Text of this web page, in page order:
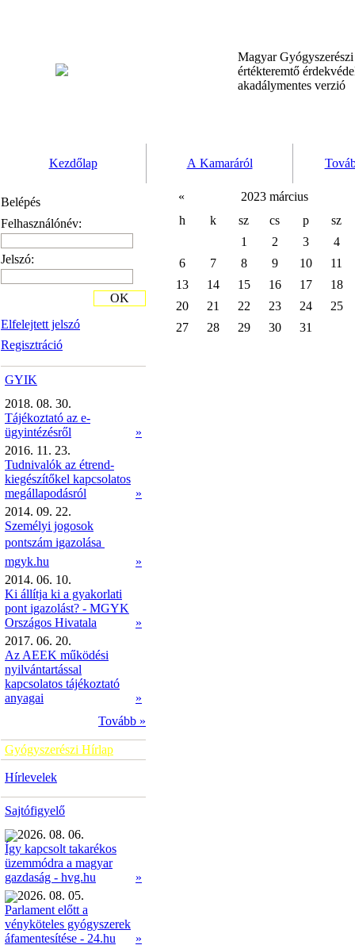
Magyar
értékteremtő
akadálymentes verzió
Kezdőlap A Kamaráról
Belépés
Felhasználónév:
Jelszó:
Elfelejtett jelszó
Regisztráció
OK
GYIK
2018. 08. 30.
Tájékoztató az e-
ügyintézésről
»
2016. 11. 23.
Tudnivalók az étrend-
kiegészítőkel kapcsolatos
megállapodásról
»
2014. 09. 22.
Személyi jogosok
pontszám igazolása 
mgyk.hu
»
2014. 06. 10.
Ki állítja ki a gyakorlati
pont igazolást? - MGYK
Országos Hivatala
»
2017. 06. 20.
Az AEEK működési
nyilvántartással
kapcsolatos tájékoztató
anyagai
»
Tovább »
Gyógyszerészi Hírlap
Hírlevelek
Sajtófigyelő
2026. 08. 06.
Így kapcsolt takarékos
üzemmódra a magyar
gazdaság - hvg.hu
»
2026. 08. 05.
Parlament előtt a
vényköteles gyógyszerek
áfamentesítése - 24.hu
»
«
2023 március
h
k sz cs p
sz
1
2 3
4
6
7 8 9 10
11
13
14 15 16 17
18
20
21 22 23 24
25
27
28 29 30 31